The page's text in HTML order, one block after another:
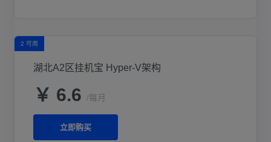
2 可用
湖北A2区挂机宝 Hyper-V架构
￥ 6.6 /每月
立即购买